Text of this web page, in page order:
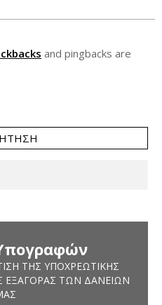
and pingbacks are
ΤΗΣ ΥΠΟΧΡΕΩΤΙΚΉΣ
ΕΞΑΓΟΡΆΣ ΤΩΝ ΔΑΝΕΊΩΝ